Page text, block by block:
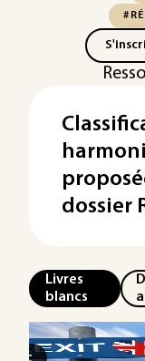
dossier
Livres
blancs